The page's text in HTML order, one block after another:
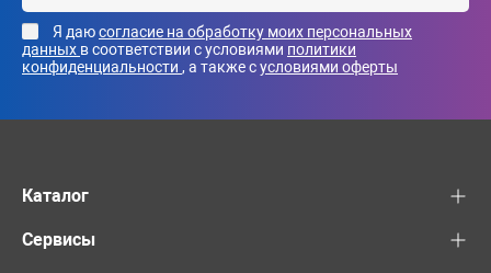
Я даюсогласие на обработку моих персональных
данных в соответствии с условиями политики
конфиденциальности , а также сусловиями оферты
Каталог
Сервисы